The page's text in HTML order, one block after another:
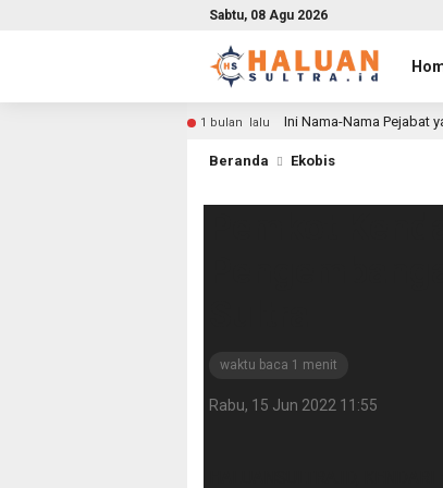
Sabtu, 08 Agu 2026
1 bulan lalu Ini Nama-Nama Pejabat
Beranda Ekobis
waktu baca 1 menit
Rabu, 15 Jun 2022 11:55